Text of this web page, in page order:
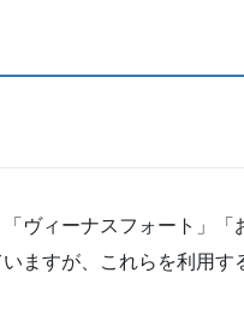
ヴィーナスフォート」
ますが、これらを利用